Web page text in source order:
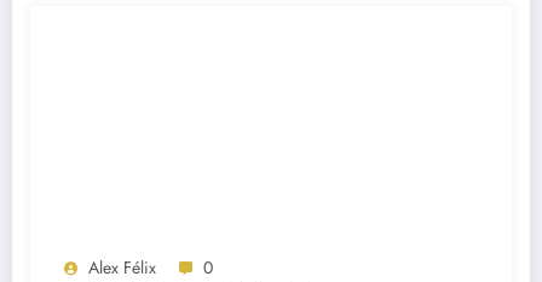
Alex Félix 0